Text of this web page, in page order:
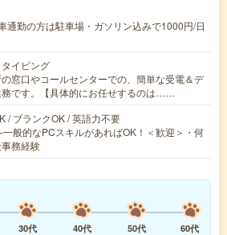
勤の方は駐車場・ガソリン込みで1000円/日
イピング
窓口やコールセンターでの、簡単な受電＆デ
務です。【具体的にお任せするのは……
/ ブランクOK / 英語力不要
般的なPCスキルがあればOK！＜歓迎＞・何
務経験
30代 40代 50代
60代